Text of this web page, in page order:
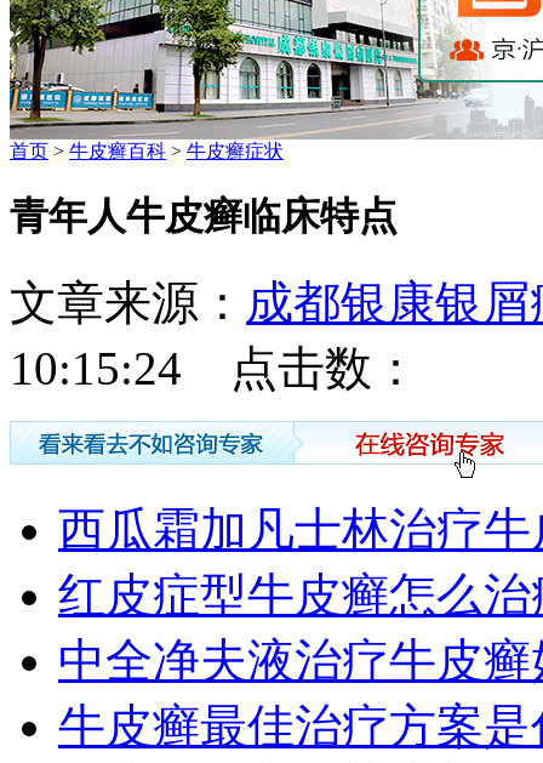
首页 > 牛皮癣百科 > 牛皮癣症状
青年人牛皮癣临床特点
文章来源： 成都银康银
10:15:24 点击数：
西瓜霜加凡士林治疗
红皮症型牛皮癣怎么
中全净夫液治疗牛皮癣
牛皮癣最佳治疗方案是